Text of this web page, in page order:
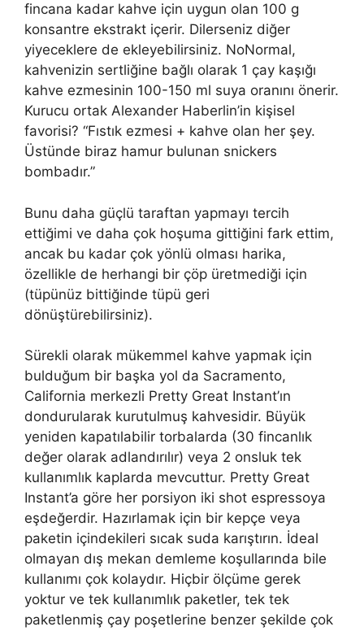
fincana kadar kahve için uygun olan 100 g
konsantre ekstrakt içerir. Dilerseniz diğer
yiyeceklere de ekleyebilirsiniz. NoNormal,
kahvenizin sertliğine bağlı olarak 1 çay kaşığı
kahve ezmesinin 100-150 ml suya oranını önerir.
Kurucu ortak Alexander Haberlin’in kişisel
favorisi? “Fıstık ezmesi + kahve olan her şey.
Üstünde biraz hamur bulunan snickers
bombadır.”
Bunu daha güçlü taraftan yapmayı tercih
ettiğimi ve daha çok hoşuma gittiğini fark ettim,
ancak bu kadar çok yönlü olması harika,
özellikle de herhangi bir çöp üretmediği için
(tüpünüz bittiğinde tüpü geri
dönüştürebilirsiniz).
Sürekli olarak mükemmel kahve yapmak için
bulduğum bir başka yol da Sacramento,
California merkezli Pretty Great Instant’ın
dondurularak kurutulmuş kahvesidir. Büyük
yeniden kapatılabilir torbalarda (30 fincanlık
değer olarak adlandırılır) veya 2 onsluk tek
kullanımlık kaplarda mevcuttur. Pretty Great
Instant’a göre her porsiyon iki shot espressoya
eşdeğerdir. Hazırlamak için bir kepçe veya
paketin içindekileri sıcak suda karıştırın. İdeal
olmayan dış mekan demleme koşullarında bile
kullanımı çok kolaydır. Hiçbir ölçüme gerek
yoktur ve tek kullanımlık paketler, tek tek
paketlenmiş çay poşetlerine benzer şekilde çok